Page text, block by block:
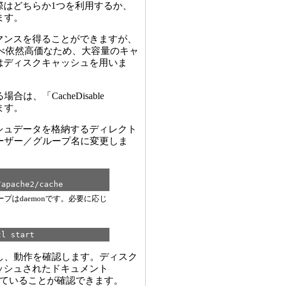
どちらか1つを利用するか、
。
スを得ることができますが、
依然高価なため、大容量のキャ
ィスクキャッシュを用いま
合は、「CacheDisable
。
データを格納するディレクト
ザー／グループ名に変更しま
cache
はdaemonです。必要に応じ
start
動作を確認します。ディスク
ュされたドキュメント
いることが確認できます。